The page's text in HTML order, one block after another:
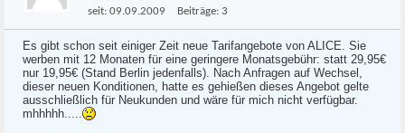
seit: 09.09.2009 Beiträge: 3
Es gibt schon seit einiger Zeit neue Tarifangebote von ALICE. Sie
werben mit 12 Monaten für eine geringere Monatsgebühr: statt 29,95€
nur 19,95€ (Stand Berlin jedenfalls). Nach Anfragen auf Wechsel,
dieser neuen Konditionen, hatte es gehießen dieses Angebot gelte
ausschließlich für Neukunden und wäre für mich nicht verfügbar.
mhhhhh.....